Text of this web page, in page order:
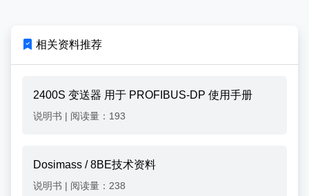
相关资料推荐
2400S 变送器 用于 PROFIBUS-DP 使用手册
说明书 | 阅读量：193
Dosimass / 8BE技术资料
说明书 | 阅读量：238